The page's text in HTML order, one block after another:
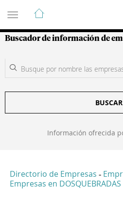
Guía de Empresas
Buscador de información de
BUSCAR
Información ofrecida
Directorio de Empresas -
Empresas en DOSQUEBRADAS